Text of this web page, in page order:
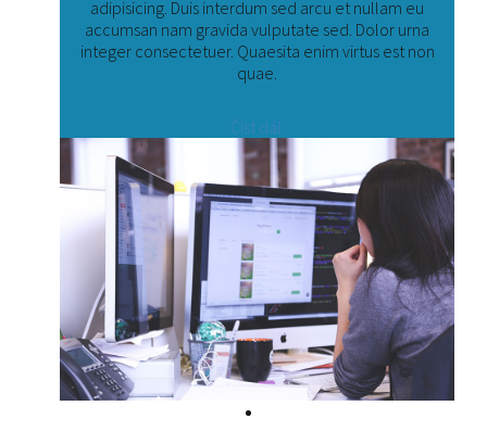
adipisicing. Duis interdum sed arcu et nullam eu
accumsan nam gravida vulputate sed. Dolor urna
integer consectetuer. Quaesita enim virtus est non
quae.
Číst dál: